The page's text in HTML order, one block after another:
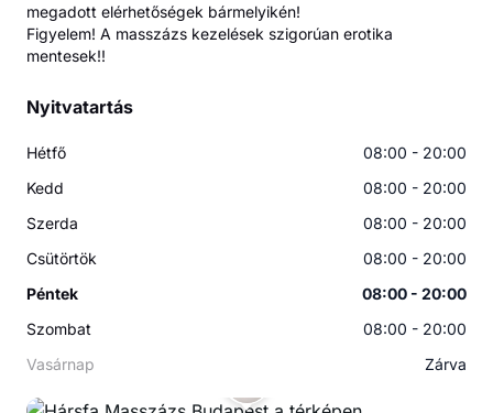
megadott elérhetőségek bármelyikén!
Figyelem! A masszázs kezelések szigorúan erotika
Nyitvatartás
Hétfő
08:00 - 20:00
Kedd
08:00 - 20:00
Szerda
08:00 - 20:00
Csütörtök
08:00 - 20:00
Péntek
08:00 - 20:00
Szombat
08:00 - 20:00
Vasárnap
Zárva